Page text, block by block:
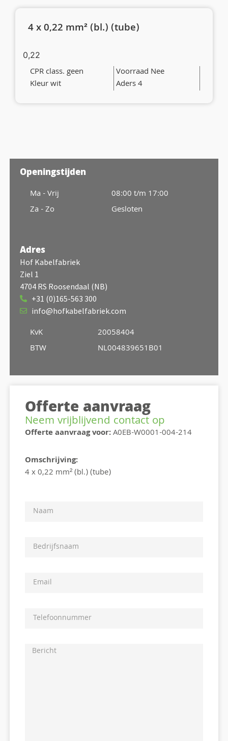
4 x 0,22 mm² (bl.) (tube)
0,22
CPR class. geen
Voorraad Nee
Kleur wit
Aders 4
Openingstijden
Ma - Vrij
Za - Zo
08:00 t/m 17:00
Gesloten
Adres
Hof Kabelfabriek
Ziel 1
4704 RS Roosendaal (NB)
+31 (0)165-563 300
info@hofkabelfabriek.com
KvK
BTW
20058404
NL004839651B01
Offerte aanvraag
Neem vrijblijvend contact op
Offerte aanvraag voor:A0EB-W0001-004-214
Omschrijving:
4 x 0,22 mm² (bl.) (tube)